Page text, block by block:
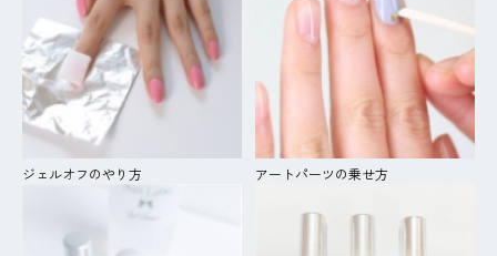
ジェルオフのやり方 アートパーツの乗せ方